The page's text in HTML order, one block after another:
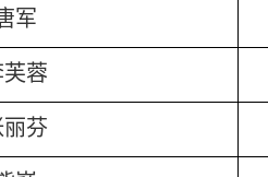
军
芙蓉
丽芬